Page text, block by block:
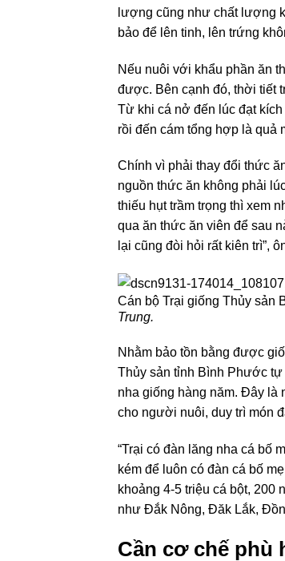
lượng cũng như chất lượng
bảo để lên tinh, lên trứng
Nếu nuôi với khẩu phần ăn
được. Bên cạnh đó, thời tiết
Từ khi cá nở đến lúc đạt
rồi đến cám tổng hợp là quả
Chính vì phải thay đổi thức
nguồn thức ăn không phải
thiếu hụt trầm trọng thì xem
qua ăn thức ăn viên để sau
lại cũng đòi hỏi rất kiên trì”,
Cán bộ Trại giống Thủy sản
Trung.
Nhằm bảo tồn bằng được
Thủy sản tỉnh Bình Phước tự
nha giống hàng năm. Đây là
cho người nuôi, duy trì món
“Trại có đàn lăng nha cá bố
kém để luôn có đàn cá bố
khoảng 4-5 triệu cá bột, 200
như Đắk Nông, Đăk Lắk,
Cần cơ chế phù